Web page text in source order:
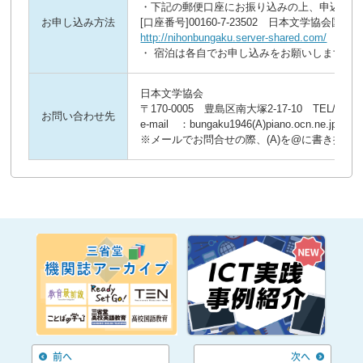
お申し込み方法
・下記の郵便口座にお振り込みの上、申込用
[口座番号]00160-7-23502 日本文学協会国語
http://nihonbungaku.server-shared.com/
・ 宿泊は各自でお申し込みをお願いします
お問い合わせ先
日本文学協会
〒170-0005 豊島区南大塚2-17-10 TEL/FAX
e-mail ：bungaku1946(A)piano.ocn.ne.jp
※メールでお問合せの際、(A)を@に書き換え
前へ 次へ